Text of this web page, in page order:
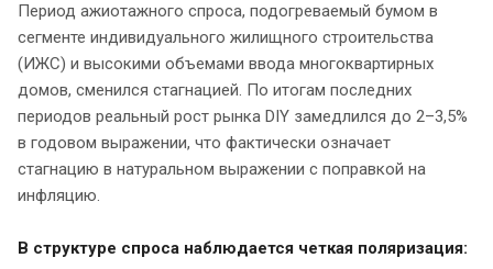
Период ажиотажного спроса, подогреваемый бумом в
сегменте индивидуального жилищного строительства
(ИЖС) и высокими объемами ввода многоквартирных
домов, сменился стагнацией. По итогам последних
периодов реальный рост рынка DIY замедлился до 2–3,5%
в годовом выражении, что фактически означает
стагнацию в натуральном выражении с поправкой на
инфляцию.
В структуре спроса наблюдается четкая поляризация: